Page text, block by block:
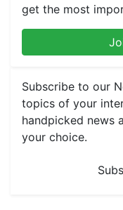
get the most
Subscribe to our
topics of your
handpicked news
your choice.